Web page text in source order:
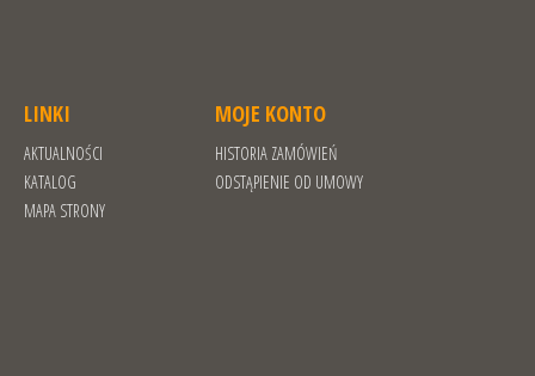
LINKI
AKTUALNOŚCI
KATALOG
MAPA STRONY
MOJE KONTO
HISTORIA ZAMÓWIEŃ
ODSTĄPIENIE OD UMOWY